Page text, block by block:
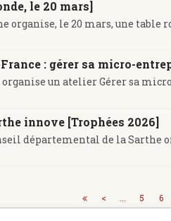
le 20 mars]
organise, le 20 mars, une table
: gérer sa micro-
un atelier Gérer sa
innove [Trophées 2026]
départemental de la Sarthe
< 5 6